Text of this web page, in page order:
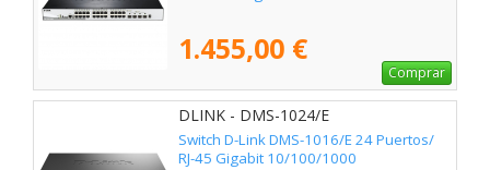
1.455,00 €
Comprar
DLINK - DMS-1024/E
Switch D-Link DMS-1016/E 24 Puertos/
RJ-45 Gigabit 10/100/1000